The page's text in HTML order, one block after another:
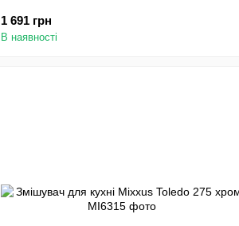
1 691 грн
В наявності